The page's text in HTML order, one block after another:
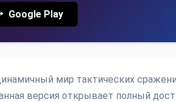
Google Play
мир тактических
версия открывает полный